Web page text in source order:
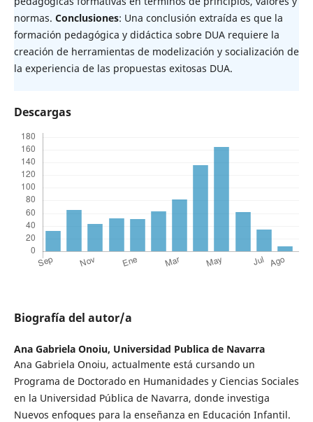
normas. Conclusiones: Una conclusión extraída es que la
formación pedagógica y didáctica sobre DUA requiere la
creación de herramientas de modelización y socialización de
la experiencia de las propuestas exitosas DUA.
Descargas
Biografía del autor/a
Ana Gabriela Onoiu, Universidad Publica de Navarra
Ana Gabriela Onoiu, actualmente está cursando un
Programa de Doctorado en Humanidades y Ciencias Sociales
en la Universidad Pública de Navarra, donde investiga
Nuevos enfoques para la enseñanza en Educación Infantil.